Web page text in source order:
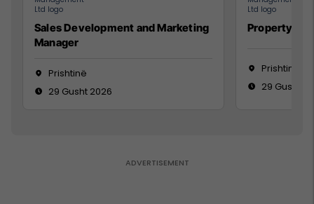
Sales Development and Marketing
Manager
Prishtinë
29 Gusht 2026
Property
Prishtinë
29 Gusht